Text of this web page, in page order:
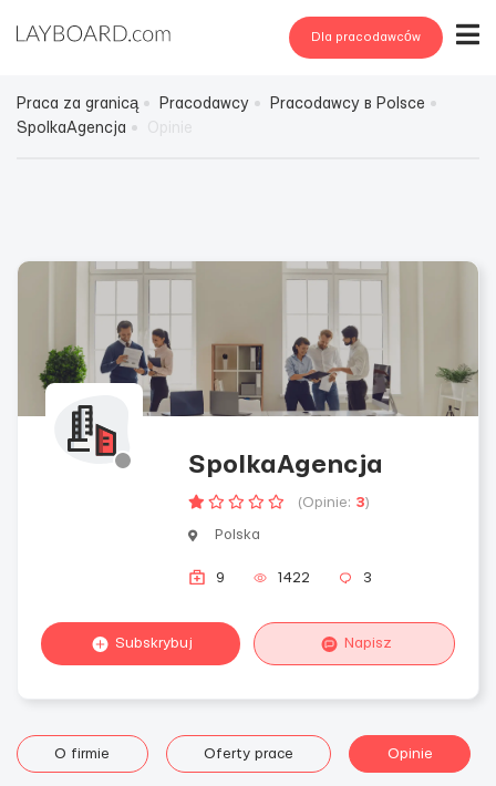
Dla pracodawców
Praca za granicą Pracodawcy
Pracodawcy в Polsce
SpolkaAgencja
SpolkaAgencja
(Opinie: 3)
Polska
9 1422 3
Subskrybuj Napisz
O firmie Oferty prace Opinie